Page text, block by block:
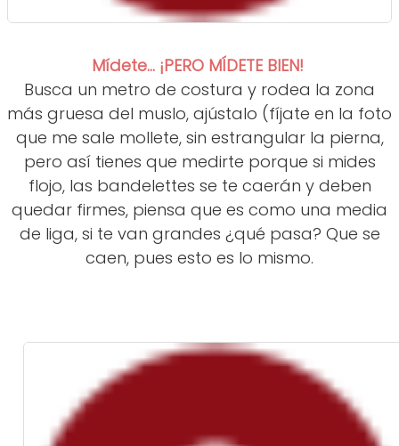
Mídete... ¡PERO MÍDETE BIEN!
Busca un metro de costura y rodea la zona
más gruesa del muslo, ajústalo (fíjate en la foto
que me sale mollete, sin estrangular la pierna,
pero así tienes que medirte porque si mides
flojo, las bandelettes se te caerán y deben
quedar firmes, piensa que es como una media
de liga, si te van grandes ¿qué pasa? Que se
caen, pues esto es lo mismo.